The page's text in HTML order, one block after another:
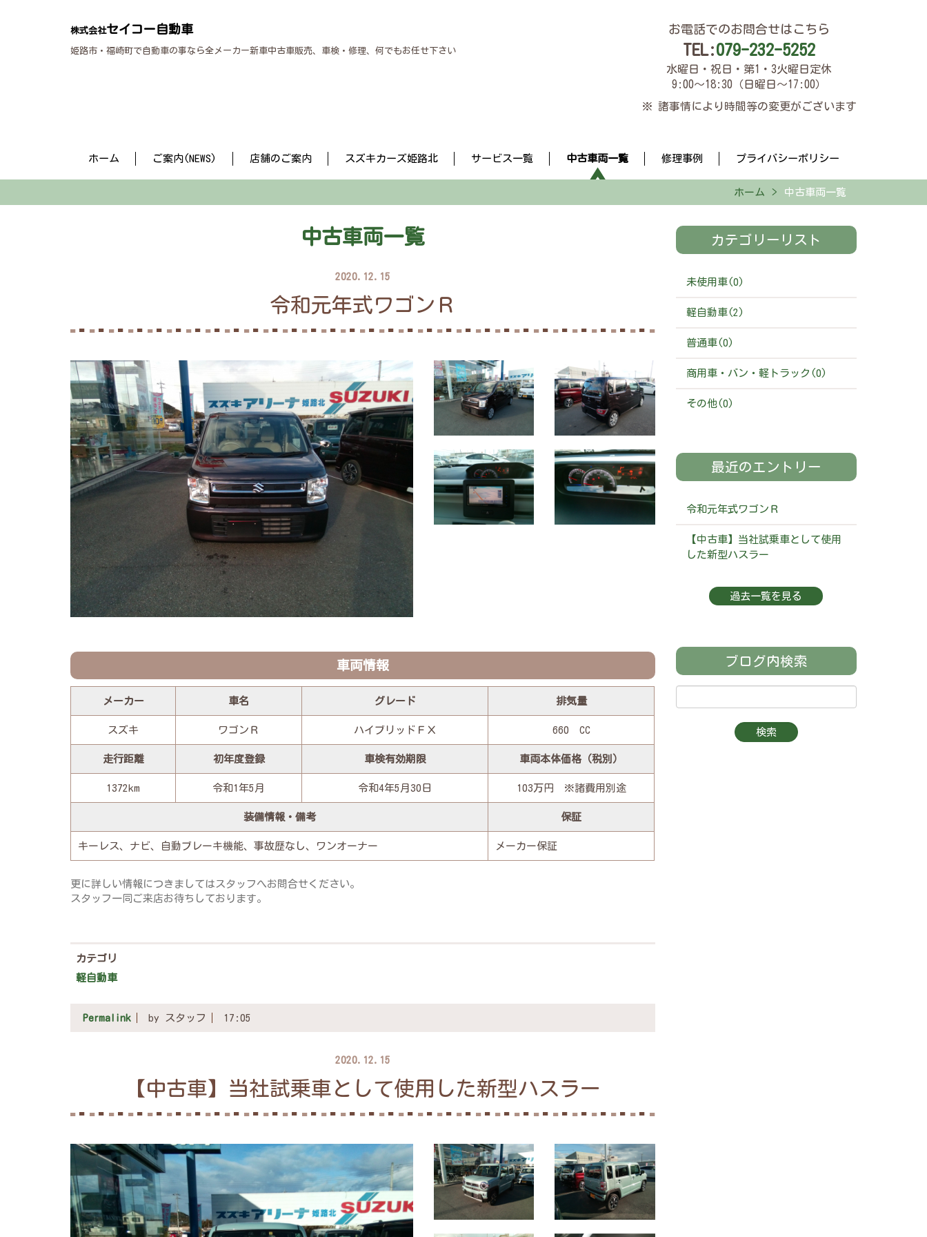
株式会社セイコー自動車
姫路市・福崎町で自動車の事なら全メーカー新車中古車販売、車検・修理、何でもお任せ下さい
お電話でのお問合せはこちら
TEL:079-232-5252
水曜日・祝日・第1・3火曜日定休
9:00～18:30（日曜日～17:00）
※ 諸事情により時間等の変更がございます
ホーム ご案内(NEWS) 店舗のご案内 スズキカーズ姫路北 サービス一覧 中古車両一覧 修理事例 プライバシーポリシー
ホーム 中古車両一覧
中古車両一覧
2020.12.15
令和元年式ワゴンＲ
車両情報
メーカー 車名 グレード 排気量
スズキ ワゴンＲ ハイブリッドＦＸ 660 CC
走行距離 初年度登録 車検有効期限 車両本体価格（税別）
1372km 令和1年5月 令和4年5月30日 103万円 ※諸費用別途
装備情報・備考 保証
キーレス、ナビ、自動ブレーキ機能、事故歴なし、ワンオーナー メーカー保証
更に詳しい情報につきましてはスタッフへお問合せください。
スタッフ一同ご来店お待ちしております。
カテゴリ
軽自動車
Permalink by スタッフ 17:05
2020.12.15
【中古車】当社試乗車として使用した新型ハスラー
カテゴリーリスト
未使用車(0)
軽自動車(2)
普通車(0)
商用車・バン・軽トラック(0)
その他(0)
最近のエントリー
令和元年式ワゴンＲ
【中古車】当社試乗車として使用
した新型ハスラー
過去一覧を見る
ブログ内検索